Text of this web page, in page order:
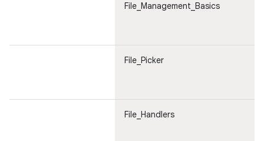
File_Management_Basics
File_Picker
File_Handlers